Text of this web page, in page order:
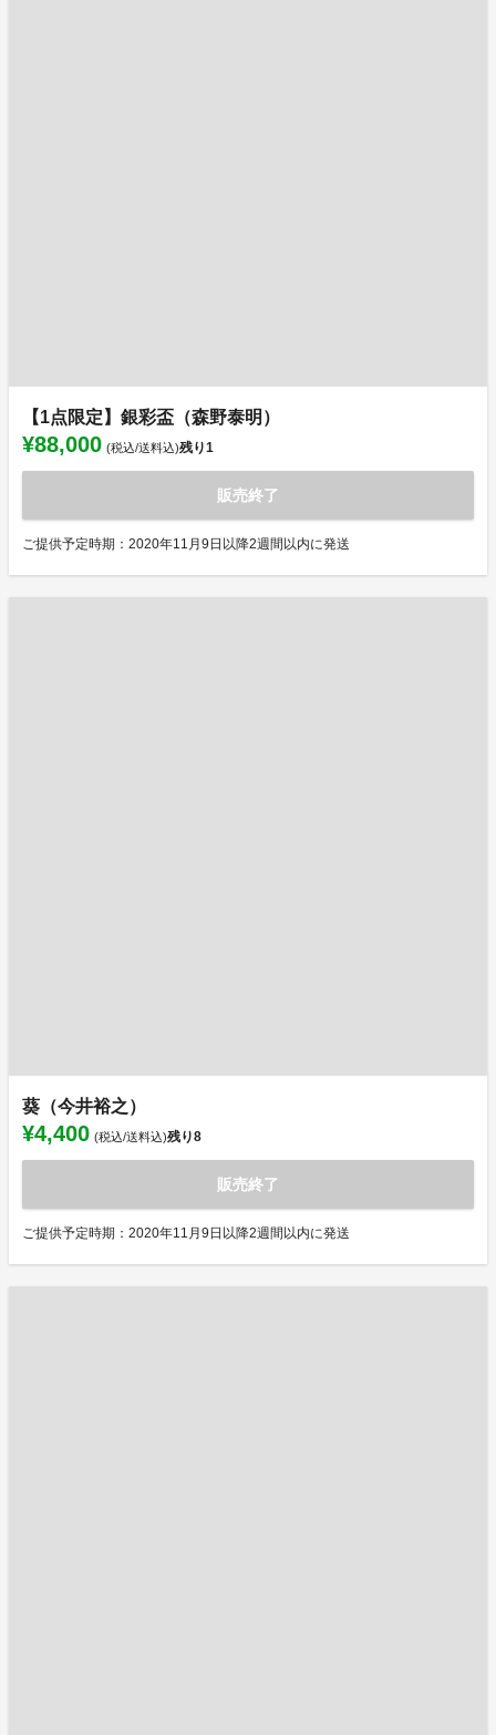
【1点限定】銀彩盃（森野泰明）
¥88,000 (税込/送料込)残り1
販売終了
ご提供予定時期：2020年11月9日以降2週間以内に発送
葵（今井裕之）
¥4,400 (税込/送料込)残り8
販売終了
ご提供予定時期：2020年11月9日以降2週間以内に発送